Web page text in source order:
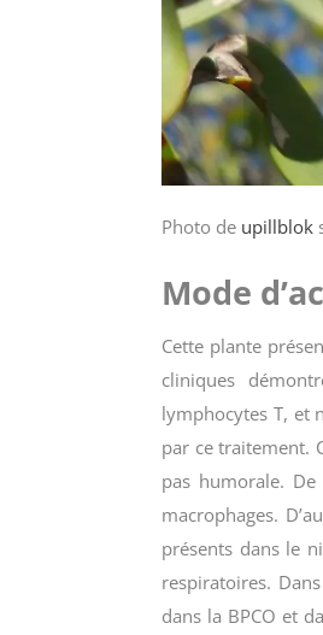
Photo de upillblok
Mode
Cette plante
cliniques
lymphocytes T, et
par ce traitement.
pas humorale.
macrophages.
présents dans le
respiratoires.
dans la BPCO et